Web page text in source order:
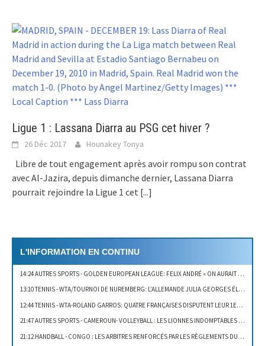
Ligue 1 : Lassana Diarra au PSG cet hiver ?
26 Déc 2017 Hounakey Tonya
Libre de tout engagement après avoir rompu son contrat
avec Al-Jazira, depuis dimanche dernier, Lassana Diarra
pourrait rejoindre la Ligue 1 cet [...]
L'INFORMATION EN CONTINU
14:24 AUTRES SPORTS- GOLDEN EUROPEAN LEAGUE: FELIX ANDRÉ « ON AURAIT PU GAGNER LE DEUXIÈME SET »
13:10 TENNIS- WTA/TOURNOI DE NUREMBERG: L’ALLEMANDE JULIA GEORGES ÉLIMINÉE AU 1ER TOUR
12:44 TENNIS- WTA-ROLAND GARROS: QUATRE FRANÇAISES DISPUTENT LEUR 1ER TOUR AUJOURD’HUI
21:47 AUTRES SPORTS- CAMEROUN- VOLLEYBALL : LES LIONNES INDOMPTABLES PRIMÉES
21:12 HANDBALL - CONGO : LES ARBITRES RENFORCÉS PAR LES RÈGLEMENTS DU HANDBALL